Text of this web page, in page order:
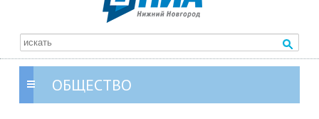
ОБЩЕСТВО